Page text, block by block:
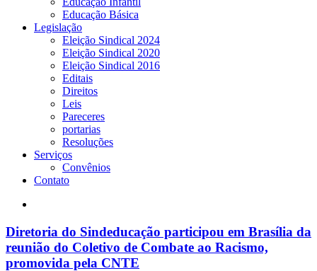
Educação Básica
Legislação
Eleição Sindical 2024
Eleição Sindical 2020
Eleição Sindical 2016
Editais
Direitos
Leis
Pareceres
portarias
Resoluções
Serviços
Convênios
Contato
Diretoria do Sindeducação participou em Brasília da
reunião do Coletivo de Combate ao Racismo,
promovida pela CNTE